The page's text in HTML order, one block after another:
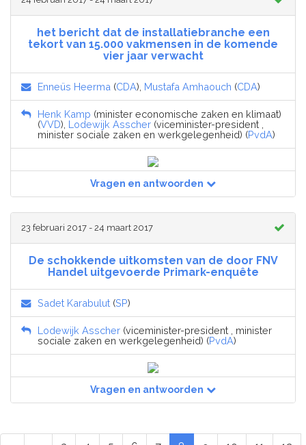
het bericht dat de installatiebranche een
tekort van 15.000 vakmensen in de komende
vier jaar verwacht
Enneüs Heerma (CDA), Mustafa Amhaouch (CDA)
Henk Kamp (minister economische zaken en klimaat)
(VVD), Lodewijk Asscher (viceminister-president ,
minister sociale zaken en werkgelegenheid) (PvdA)
Vragen en antwoorden
23 februari 2017 - 24 maart 2017
De schokkende uitkomsten van de door FNV
Handel uitgevoerde Primark-enquête
Sadet Karabulut (SP)
Lodewijk Asscher (viceminister-president , minister
sociale zaken en werkgelegenheid) (PvdA)
Vragen en antwoorden